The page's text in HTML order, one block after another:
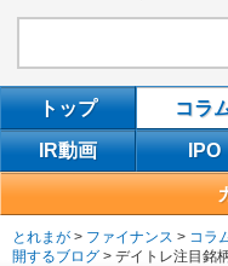
トップ コラ
IR動画 IPO
とれまが > ファイナンス > コラ
開するブログ > デイトレ注目銘